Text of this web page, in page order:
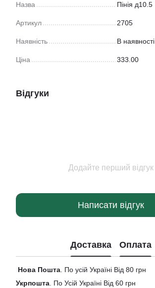
Назва Пінія д10.5
Артикул 2705
Наявність В наявності
Ціна 333.00
Відгуки
Додайте перший відгук
Написати відгук
Доставка Оплата
Нова Пошта . По усій Україні Від 80 грн
Укрпошта . По Усій Україні Від 60 грн